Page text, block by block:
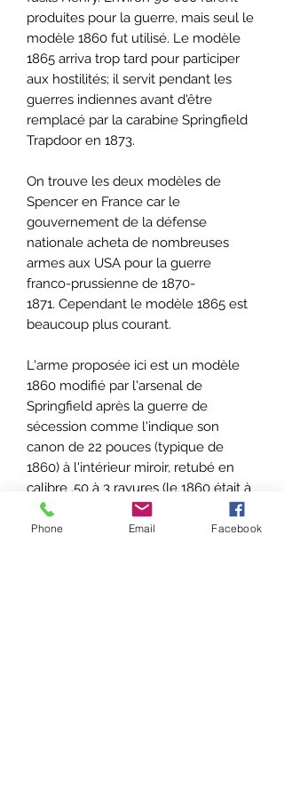
produites pour la guerre, mais seul le
modèle 1860 fut utilisé. Le modèle
1865 arriva trop tard pour participer
aux hostilités; il servit pendant les
guerres indiennes avant d'être
remplacé par la carabine Springfield
Trapdoor en 1873.
On trouve les deux modèles de
Spencer en France car le
gouvernement de la défense
nationale acheta de nombreuses
armes aux USA pour la guerre
franco-prussienne de 1870-
1871. Cependant le modèle 1865 est
beaucoup plus courant.
L'arme proposée ici est un modèle
1860 modifié par l'arsenal de
Springfield après la guerre de
sécession comme l'indique son
canon de 22 pouces (typique de
1860) à l'intérieur miroir, retubé en
calibre .50 à 3 rayures (le 1860 était à
l'origine en calibre .52).
Le boîtier de culasse est patiné et les
Phone Email Facebook